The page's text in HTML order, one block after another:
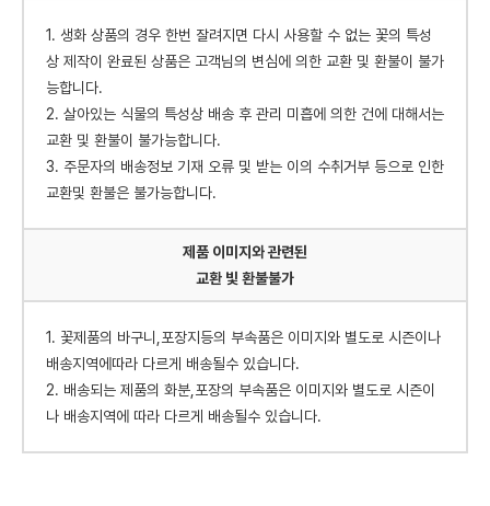
1. 생화 상품의 경우 한번 잘려지면 다시 사용할 수 없는 꽃의 특성
상 제작이 완료된 상품은 고객님의 변심에 의한 교환 및 환불이 불가
능합니다.
2. 살아있는 식물의 특성상 배송 후 관리 미흡에 의한 건에 대해서는
교환 및 환불이 불가능합니다.
3. 주문자의 배송정보 기재 오류 및 받는 이의 수취거부 등으로 인한
교환및 환불은 불가능합니다.
제품 이미지와 관련된
교환 빛 환불불가
1. 꽃제품의 바구니,포장지등의 부속품은 이미지와 별도로 시즌이나
배송지역에따라 다르게 배송될수 있습니다.
2. 배송되는 제품의 화분,포장의 부속품은 이미지와 별도로 시즌이
나 배송지역에 따라 다르게 배송될수 있습니다.